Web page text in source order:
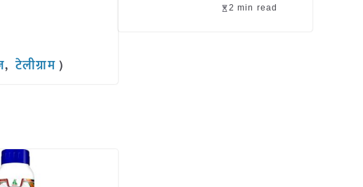
,टेलीग्राम)
2 min read